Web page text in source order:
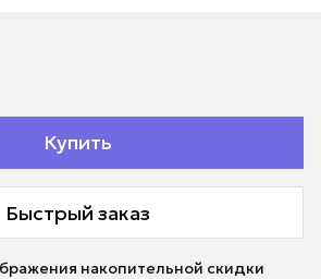
Купить
Быстрый заказ
накопительной скидки